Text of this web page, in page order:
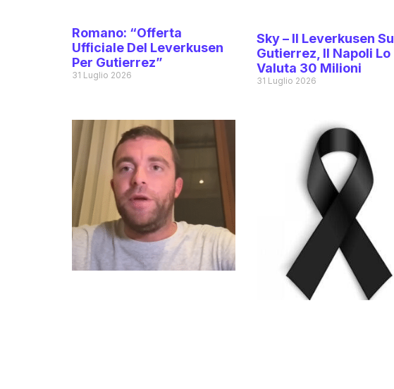
Romano: “Offerta
Ufficiale Del Leverkusen
Per Gutierrez”
31 Luglio 2026
Sky – Il Leverkusen Su
Gutierrez, Il Napoli Lo
Valuta 30 Milioni
31 Luglio 2026